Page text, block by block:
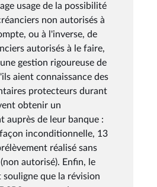
usage de la possibilité
non autorisés à
ou à l'inverse, de
autorisés à le faire,
gestion rigoureuse de
aient connaissance des
protecteurs durant
obtenir un
auprès de leur banque :
inconditionnelle, 13
réalisé sans
autorisé). Enfin, le
que la révision